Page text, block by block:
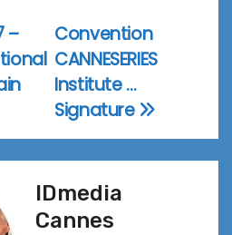
Convention
CANNESERIES
Institute …
Signature
–
IDmedia
Cannes